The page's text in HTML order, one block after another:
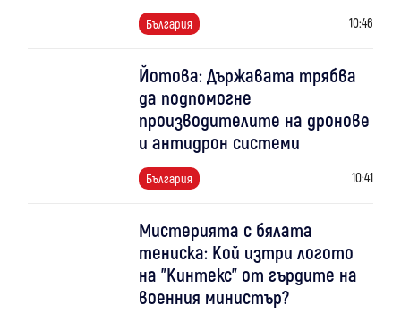
България 10:46
Йотова: Държавата трябва
да подпомогне
производителите на дронове
и антидрон системи
България 10:41
Мистерията с бялата
тениска: Кой изтри логото
на "Кинтекс" от гърдите на
военния министър?